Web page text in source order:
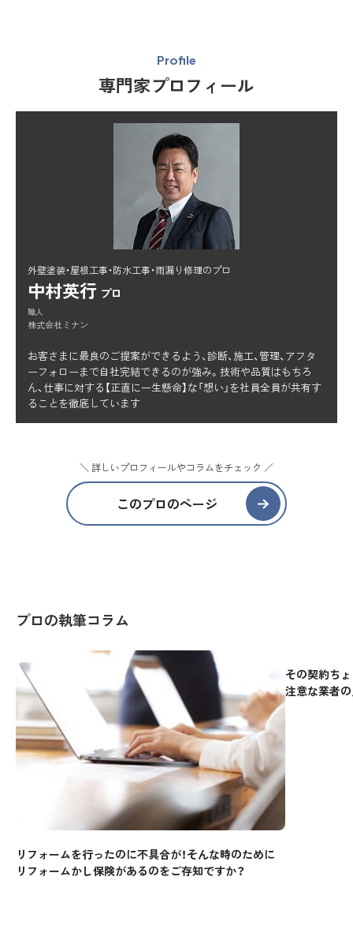
Profile
専門家プロフィール
外壁塗装・屋根工事・防水工事・雨漏り修理のプロ
中村英行 プロ
職人
株式会社ミナン
お客さまに最良のご提案ができるよう、診断、施工、管理、アフタ
ーフォローまで自社完結できるのが強み。技術や品質はもちろ
ん、仕事に対する【正直に一生懸命】な「想い」を社員全員が共有す
ることを徹底しています
＼ 詳しいプロフィールやコラムをチェック ／
このプロのページ
プロの執筆コラム
リフォームを行ったのに不具合が！そんな時のために
リフォームかし保険があるのをご存知ですか？
その契約ちょ
注意な業者